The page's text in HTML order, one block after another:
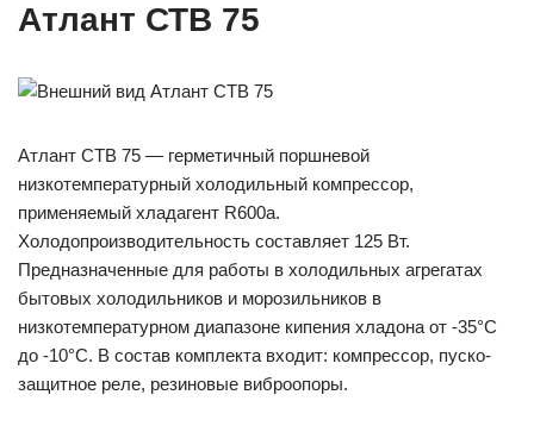
Атлант СТВ 75
Атлант СТВ 75 — герметичный поршневой
низкотемпературный холодильный компрессор,
применяемый хладагент R600a.
Холодопроизводительность составляет 125 Вт.
Предназначенные для работы в холодильных агрегатах
бытовых холодильников и морозильников в
низкотемпературном диапазоне кипения хладона от -35°С
до -10°С. В состав комплекта входит: компрессор, пуско-
защитное реле, резиновые виброопоры.